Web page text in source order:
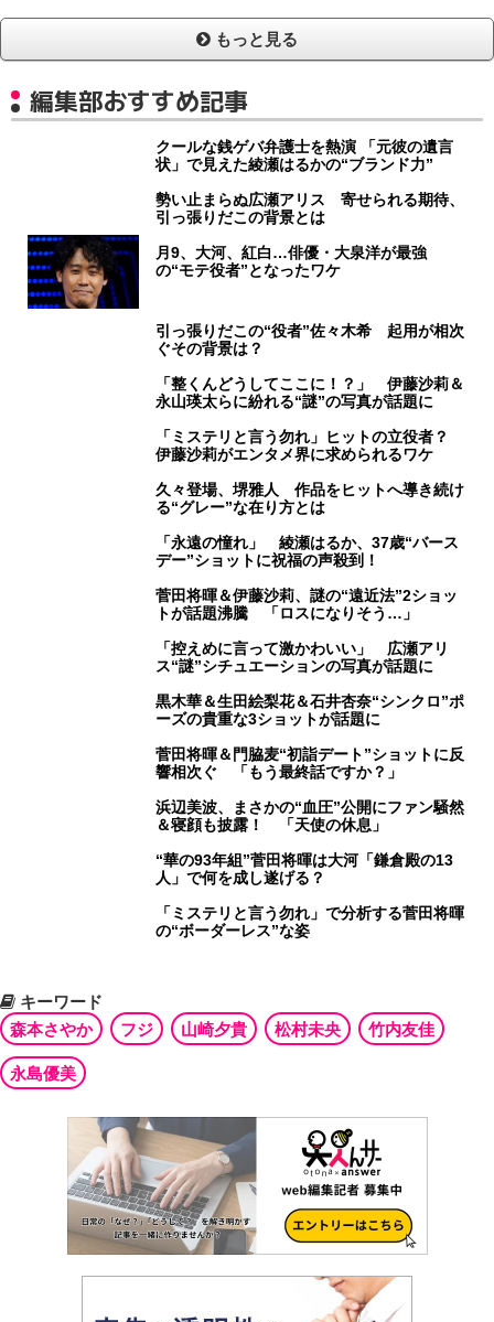
もっと見る
編集部おすすめ記事
クールな銭ゲバ弁護士を熱演 「元彼の遺言
状」で見えた綾瀬はるかの“ブランド力”
勢い止まらぬ広瀬アリス 寄せられる期待、
引っ張りだこの背景とは
月9、大河、紅白…俳優・大泉洋が最強
の“モテ役者”となったワケ
引っ張りだこの“役者”佐々木希 起用が相次
ぐその背景は？
「整くんどうしてここに！？」 伊藤沙莉＆
永山瑛太らに紛れる“謎”の写真が話題に
「ミステリと言う勿れ」ヒットの立役者？
伊藤沙莉がエンタメ界に求められるワケ
久々登場、堺雅人 作品をヒットへ導き続け
る“グレー”な在り方とは
「永遠の憧れ」 綾瀬はるか、37歳“バース
デー”ショットに祝福の声殺到！
菅田将暉＆伊藤沙莉、謎の“遠近法”2ショッ
トが話題沸騰 「ロスになりそう…」
「控えめに言って激かわいい」 広瀬アリ
ス“謎”シチュエーションの写真が話題に
黒木華＆生田絵梨花＆石井杏奈“シンクロ”ポ
ーズの貴重な3ショットが話題に
菅田将暉＆門脇麦“初詣デート”ショットに反
響相次ぐ 「もう最終話ですか？」
浜辺美波、まさかの“血圧”公開にファン騒然
＆寝顔も披露！ 「天使の休息」
“華の93年組”菅田将暉は大河「鎌倉殿の13
人」で何を成し遂げる？
「ミステリと言う勿れ」で分析する菅田将暉
の“ボーダーレス”な姿
キーワード
森本さやか
フジ 山崎夕貴 松村未央 竹内友佳
永島優美